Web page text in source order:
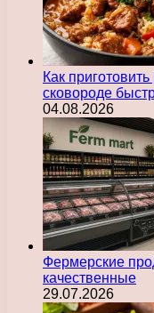
Как
сковороде
04.08.2026
Фермерские
качественные
29.07.2026